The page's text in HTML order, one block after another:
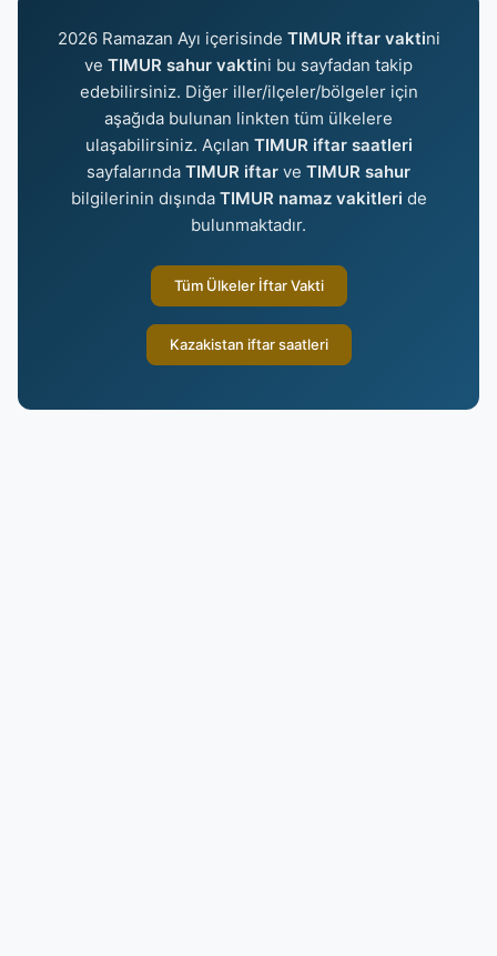
2026 Ramazan Ayı içerisinde TIMUR iftar vaktini
ve TIMUR sahur vaktini bu sayfadan takip
edebilirsiniz. Diğer iller/ilçeler/bölgeler için
aşağıda bulunan linkten tüm ülkelere
ulaşabilirsiniz. Açılan TIMUR iftar saatleri
sayfalarında TIMUR iftar ve TIMUR sahur
bilgilerinin dışında TIMUR namaz vakitleri de
bulunmaktadır.
Tüm Ülkeler İftar Vakti
Kazakistan iftar saatleri